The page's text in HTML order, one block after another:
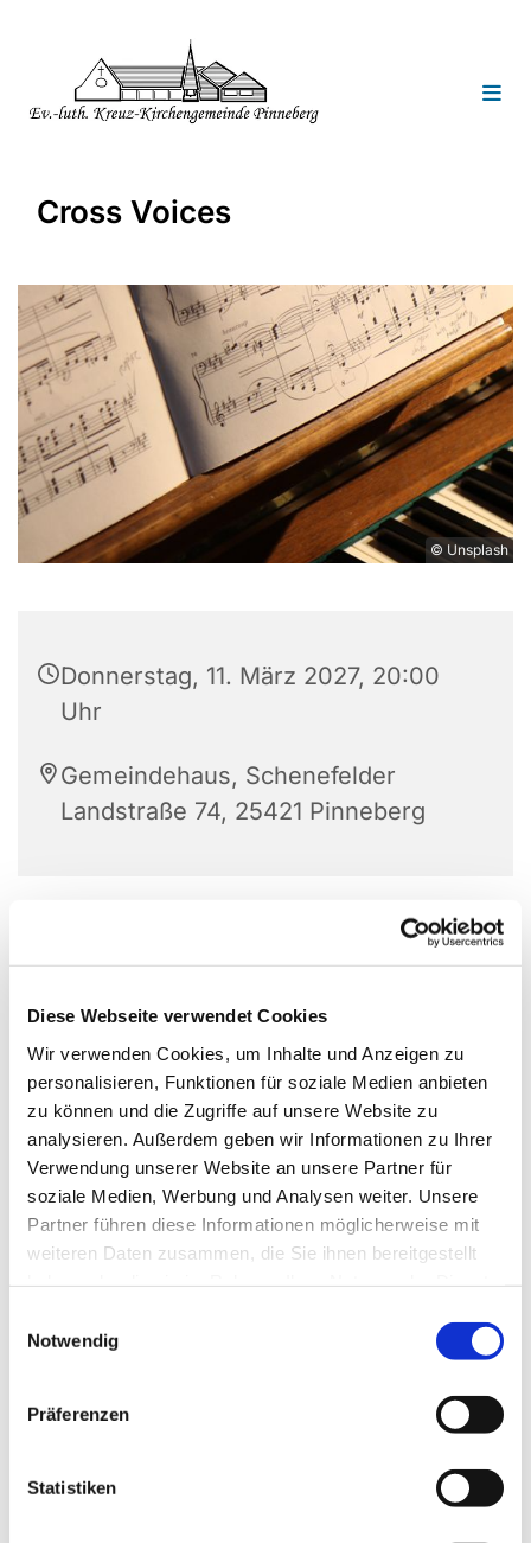
Diese Webseite verwendet Cookies
Wir verwenden Cookies, um Inhalte und Anzeigen zu
personalisieren, Funktionen für soziale Medien anbieten
zu können und die Zugriffe auf unsere Website zu
analysieren. Außerdem geben wir Informationen zu Ihrer
Verwendung unserer Website an unsere Partner für
soziale Medien, Werbung und Analysen weiter. Unsere
Partner führen diese Informationen möglicherweise mit
weiteren Daten zusammen, die Sie ihnen bereitgestellt
Notwendig
Präferenzen
Statistiken
Cross Voices
© Unsplash
Donnerstag, 11. März 2027, 20:00
Uhr
Gemeindehaus, Schenefelder
Landstraße 74, 25421 Pinneberg
Dies könnte Sie auch